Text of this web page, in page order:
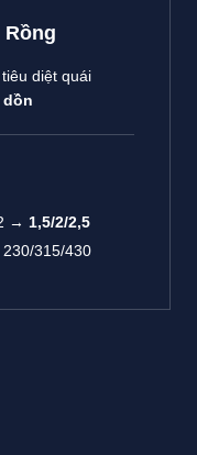
Rồng
diệt quái
dồn
→ 1,5/2/2,5
315/430